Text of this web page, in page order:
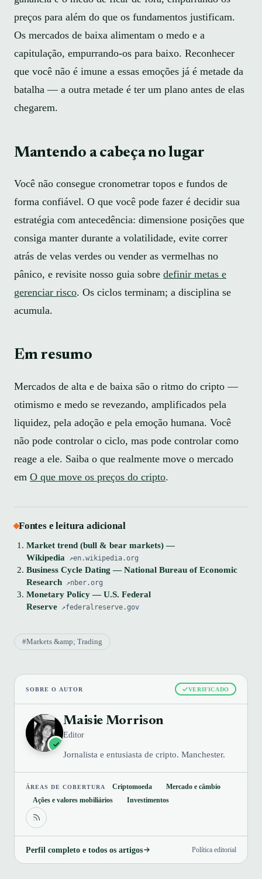
preços para além do que os fundamentos justificam.
Os mercados de baixa alimentam o medo e a
capitulação, empurrando-os para baixo. Reconhecer
que você não é imune a essas emoções já é metade da
batalha — a outra metade é ter um plano antes de elas
chegarem.
Mantendo a cabeça no lugar
Você não consegue cronometrar topos e fundos de
forma confiável. O que você pode fazer é decidir sua
estratégia com antecedência: dimensione posições que
consiga manter durante a volatilidade, evite correr
atrás de velas verdes ou vender as vermelhas no
pânico, e revisite nosso guia sobre definir metas e
gerenciar risco. Os ciclos terminam; a disciplina se
acumula.
Em resumo
Mercados de alta e de baixa são o ritmo do cripto —
otimismo e medo se revezando, amplificados pela
liquidez, pela adoção e pela emoção humana. Você
não pode controlar o ciclo, mas pode controlar como
reage a ele. Saiba o que realmente move o mercado
em O que move os preços do cripto.
Fontes e leitura adicional
Market trend (bull & bear markets) —
Wikipedia
en.wikipedia.org
Business Cycle Dating — National Bureau of Economic
Research
nber.org
Monetary Policy — U.S. Federal
Reserve
federalreserve.gov
#Markets &amp; Trading
SOBRE O AUTOR VERIFICADO
Maisie Morrison
Editor
Jornalista e entusiasta de cripto. Manchester.
ÁREAS DE COBERTURA Criptomoeda
Mercado e câmbio
Ações e valores mobiliários
Investimentos
Perfil completo e todos os artigos Política editorial